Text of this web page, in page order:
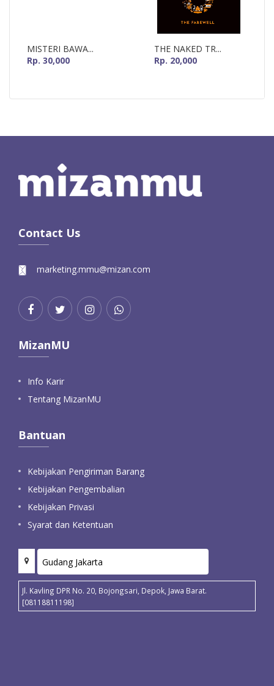
MISTERI BAWA...
Rp. 30,000
THE NAKED TR...
Rp. 20,000
Contact Us
marketing.mmu@mizan.com
MizanMU
Info Karir
Tentang MizanMU
Bantuan
Kebijakan Pengiriman Barang
Kebijakan Pengembalian
Kebijakan Privasi
Syarat dan Ketentuan
Jl. Kavling DPR No. 20, Bojongsari, Depok, Jawa Barat.
[08118811198]